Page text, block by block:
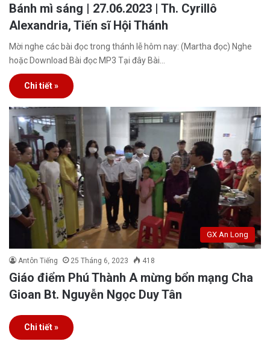
Bánh mì sáng | 27.06.2023 | Th. Cyrillô
Alexandria, Tiến sĩ Hội Thánh
Mời nghe các bài đọc trong thánh lễ hôm nay: (Martha đọc) Nghe
hoặc Download Bài đọc MP3 Tại đây Bài…
Chi tiết »
GX An Long
Antôn Tiếng 25 Tháng 6, 2023 418
Giáo điểm Phú Thành A mừng bổn mạng Cha
Gioan Bt. Nguyễn Ngọc Duy Tân
Chi tiết »